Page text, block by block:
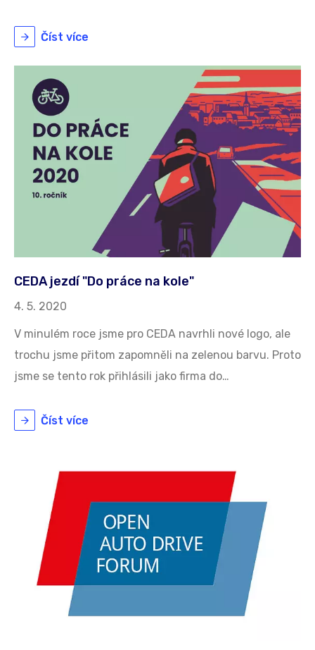
Číst více
CEDA jezdí "Do práce na kole"
4. 5. 2020
V minulém roce jsme pro CEDA navrhli nové logo, ale
trochu jsme přitom zapomněli na zelenou barvu. Proto
jsme se tento rok přihlásili jako firma do…
Číst více